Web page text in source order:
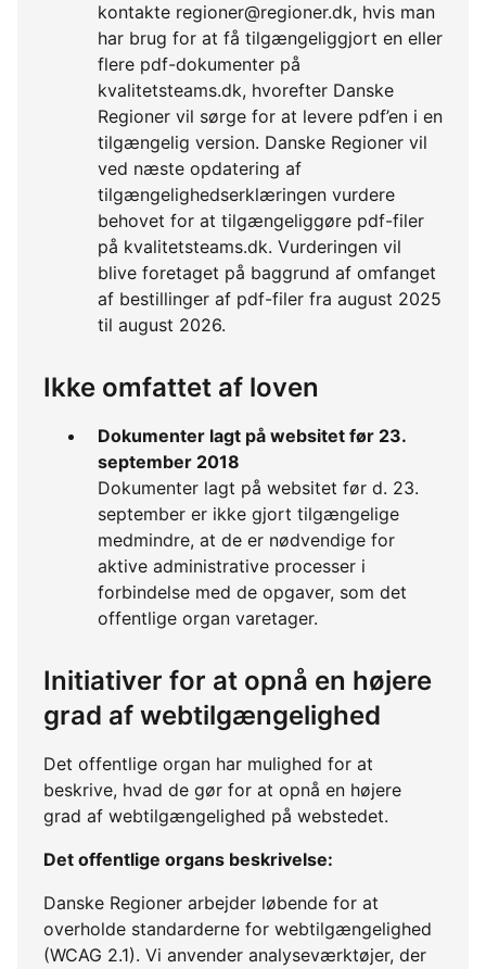
kontakte regioner@regioner.dk, hvis man
har brug for at få tilgængeliggjort en eller
flere pdf-dokumenter på
kvalitetsteams.dk, hvorefter Danske
Regioner vil sørge for at levere pdf’en i en
tilgængelig version. Danske Regioner vil
ved næste opdatering af
tilgængelighedserklæringen vurdere
behovet for at tilgængeliggøre pdf-filer
på kvalitetsteams.dk. Vurderingen vil
blive foretaget på baggrund af omfanget
af bestillinger af pdf-filer fra august 2025
til august 2026.
Ikke omfattet af loven
Dokumenter lagt på websitet før 23.
september 2018
Dokumenter lagt på websitet før d. 23.
september er ikke gjort tilgængelige
medmindre, at de er nødvendige for
aktive administrative processer i
forbindelse med de opgaver, som det
offentlige organ varetager.
Initiativer for at opnå en højere
grad af webtilgængelighed
Det offentlige organ har mulighed for at
beskrive, hvad de gør for at opnå en højere
grad af webtilgængelighed på webstedet.
Det offentlige organs beskrivelse:
Danske Regioner arbejder løbende for at
overholde standarderne for webtilgængelighed
(WCAG 2.1). Vi anvender analyseværktøjer, der